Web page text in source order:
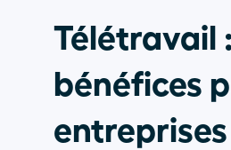
Télétravail
bénéfices
entreprises